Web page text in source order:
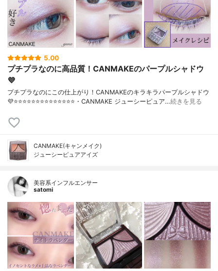
5.00
プチプラなのに高品質！CANMAKEのパープルシャドウ
💜
プチプラなのにこの仕上がり！CANMAKEのキラキラパープルシャドウ
💜⭐️⭐️⭐️⭐️⭐️⭐️⭐️⭐️⭐️⭐️⭐️⭐️⭐️⭐️・CANMAKE ジューシーピュア…続きを見る
CANMAKE(キャンメイク)
ジューシーピュアアイズ
美容系インフルエンサー
satomi